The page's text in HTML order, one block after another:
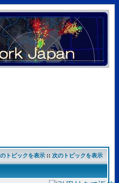
トピックを表示 :: 次のトピックを表示